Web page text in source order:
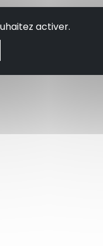
activer.